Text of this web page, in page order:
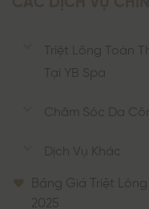
Triệt Lông Toàn
Tại YB Spa
Chăm Sóc Da
Dịch Vụ Khác
Bảng Giá Triệt
2025